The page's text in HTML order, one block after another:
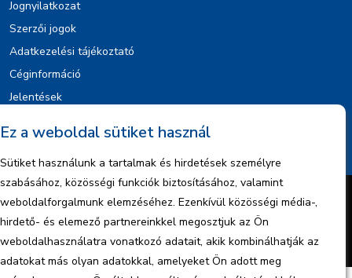
Jognyilatkozat
Szerzői jogok
Adatkezelési tájékoztató
Céginformáció
Jelentések
Készítette:BonsAI HorizON Kft.
Minden jog fenntartva – 2026 © ENCO Energy Kft.
Cookie tájékoztató
Adatvédelmi nyilatkozat
Ez a weboldal sütiket használ
Sütiket használunk a tartalmak és hirdetések személyre
szabásához, közösségi funkciók biztosításához, valamint
weboldalforgalmunk elemzéséhez. Ezenkívül közösségi média-,
hirdető- és elemező partnereinkkel megosztjuk az Ön
weboldalhasználatra vonatkozó adatait, akik kombinálhatják az
adatokat más olyan adatokkal, amelyeket Ön adott meg